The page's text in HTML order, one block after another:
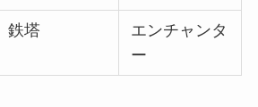
鉄塔
エンチャンタ
ー